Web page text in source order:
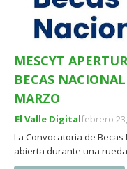
MESCYT
BECAS
MARZO
El Valle Digitalfebrero
La Convocatoria de
abierta durante una